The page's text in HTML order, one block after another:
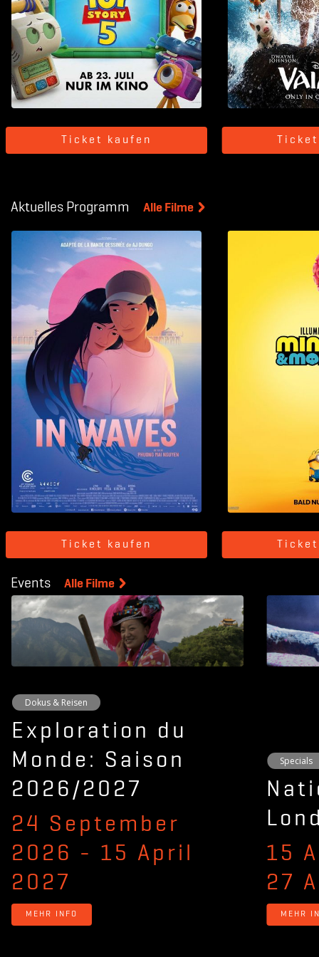
Ticket kaufen
Aktuelles Programm Alle Filme
Ticket kaufen
Events Alle Filme
Dokus & Reisen
Exploration du
Monde: Saison
2026/2027
24 September
2026 - 15 April
2027
MEHR INFO
Specials
15
27
MEHR